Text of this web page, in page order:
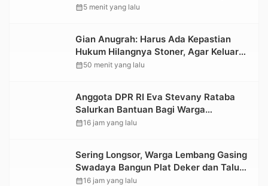
Lolos ke Pekan Seni Mahasiswa
calendar_month5 menit yang lalu
Gian Anugrah: Harus Ada Kepastian
Hukum Hilangnya Stoner, Agar Keluarga
tidak Larut dalam Trauma dan
calendar_month50 menit yang lalu
Anggota DPR RI Eva Stevany Rataba
Salurkan Bantuan Bagi Warga
Terdampak Longsor di Buntu Pepasan
calendar_month16 jam yang lalu
Sering Longsor, Warga Lembang Gasing
Swadaya Bangun Plat Deker dan Talut
Jalan Penghubung Antar Lembang
calendar_month16 jam yang lalu